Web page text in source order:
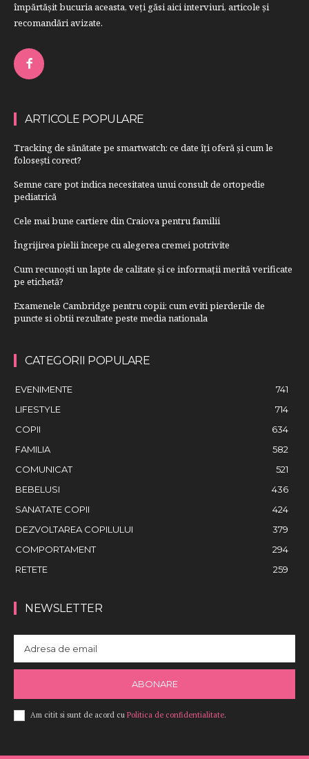
împărtăşit bucuria aceasta, veți găsi aici interviuri, articole şi
recomandări avizate.
ARTICOLE POPULARE
Tracking de sănătate pe smartwatch: ce date îți oferă și cum le
folosești corect?
Semne care pot indica necesitatea unui consult de ortopedie
pediatrică
Cele mai bune cartiere din Craiova pentru familii
Îngrijirea pielii începe cu alegerea cremei potrivite
Cum recunoști un lapte de calitate și ce informații merită verificate
pe etichetă?
Examenele Cambridge pentru copii: cum eviti pierderile de
puncte si obtii rezultate peste media nationala
CATEGORII POPULARE
EVENIMENTE
741
LIFESTYLE
714
COPII
634
FAMILIA
582
COMUNICAT
521
BEBELUSI
436
SANATATE COPII
424
DEZVOLTAREA COPILULUI
379
COMPORTAMENT
294
RETETE
259
NEWSLETTER
ABONARE
Am citit si sunt de acord cu Politica de confidentialitate.